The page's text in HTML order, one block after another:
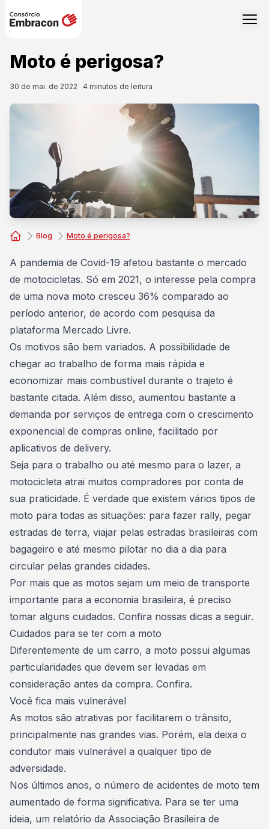
Moto é perigosa?
30 de mai. de 2022 4 minutos de leitura
Blog Moto é perigosa?
A pandemia de Covid-19 afetou bastante o mercado
de motocicletas. Só em 2021, o interesse pela compra
de uma nova moto cresceu 36% comparado ao
período anterior, de acordo com pesquisa da
plataforma Mercado Livre.
Os motivos são bem variados. A possibilidade de
chegar ao trabalho de forma mais rápida e
economizar mais combustível durante o trajeto é
bastante citada. Além disso, aumentou bastante a
demanda por serviços de entrega com o crescimento
exponencial de compras online, facilitado por
aplicativos de delivery.
Seja para o trabalho ou até mesmo para o lazer, a
motocicleta atrai muitos compradores por conta de
sua praticidade. É verdade que existem vários tipos de
moto para todas as situações: para fazer rally, pegar
estradas de terra, viajar pelas estradas brasileiras com
bagageiro e até mesmo pilotar no dia a dia para
circular pelas grandes cidades.
Por mais que as motos sejam um meio de transporte
importante para a economia brasileira, é preciso
tomar alguns cuidados. Confira nossas dicas a seguir.
Cuidados para se ter com a moto
Diferentemente de um carro, a moto possui algumas
particularidades que devem ser levadas em
consideração antes da compra. Confira.
Você fica mais vulnerável
As motos são atrativas por facilitarem o trânsito,
principalmente nas grandes vias. Porém, ela deixa o
condutor mais vulnerável a qualquer tipo de
adversidade.
Nos últimos anos, o número de acidentes de moto tem
aumentado de forma significativa. Para se ter uma
ideia, um relatório da Associação Brasileira de